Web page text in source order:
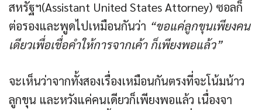
สหรัฐฯ(Assistant United States Attorney) ซอลก็
ต่อรองและพูดไปเหมือนกันว่า “ขอแค่ลูกขุนเพียงคน
เดียวเพื่อเชื่อคำให้การจากเค้า ก็เพียงพอแล้ว”
จะเห็นว่าจากทั้งสองเรื่องเหมือนกันตรงที่จะโน้มน้าว
ลูกขุน และหวังแค่คนเดียวก็เพียงพอแล้ว เนื่องจา